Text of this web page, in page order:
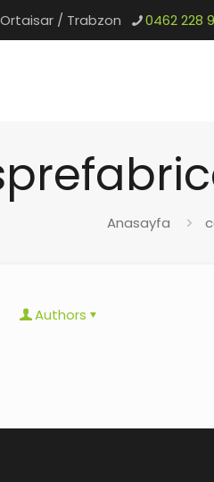
/ Trabzon 0462 228
Anasayfa
Authors